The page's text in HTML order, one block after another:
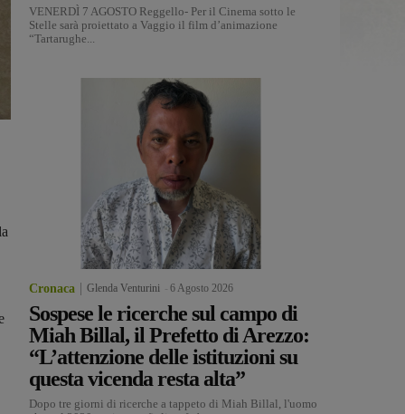
VENERDÌ 7 AGOSTO Reggello- Per il Cinema sotto le
Stelle sarà proiettato a Vaggio il film d’animazione
“Tartarughe...
Cronaca Glenda Venturini 6 Agosto 2026
Sospese le ricerche sul campo di
Miah Billal, il Prefetto di Arezzo:
“L’attenzione delle istituzioni su
questa vicenda resta alta”
Dopo tre giorni di ricerche a tappeto di Miah Billal, l'uomo